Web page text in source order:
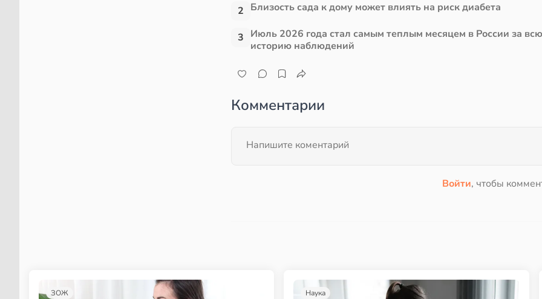
2 Близость сада к дому может влиять на риск диабета
3 Июль 2026 года стал самым теплым месяцем в России за всю
историю наблюдений
Комментарии
Войти, чтобы
ЗОЖ Наука